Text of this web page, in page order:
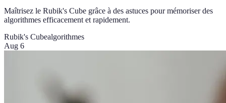
Maîtrisez le Rubik's Cube grâce à des astuces pour mémoriser des
algorithmes efficacement et rapidement.
Rubik's Cubealgorithmes
Aug 6